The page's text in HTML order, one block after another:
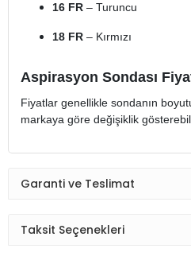
16 FR – Turuncu
18 FR – Kırmızı
Aspirasyon Sondası
Fiyatlar genellikle sondanın
markaya göre değişiklik
Garanti ve Teslimat
Taksit Seçenekleri